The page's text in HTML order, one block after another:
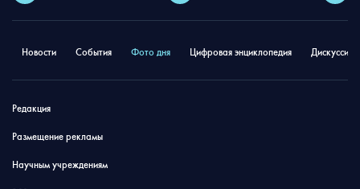
Новости События Фото дня Цифровая энциклопедия
Редакция
Размещение рекламы
Научным учреждениям